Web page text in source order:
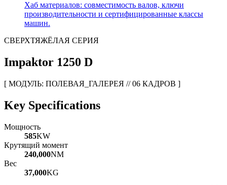
Хаб материалов: совместимость валов, ключи
производительности и сертифицированные классы
машин.
СВЕРХТЯЖЁЛАЯ СЕРИЯ
Impaktor 1250 D
[ МОДУЛЬ: ПОЛЕВАЯ_ГАЛЕРЕЯ // 06 КАДРОВ ]
Key Specifications
Мощность
585KW
Крутящий момент
240,000NM
Вес
37,000KG